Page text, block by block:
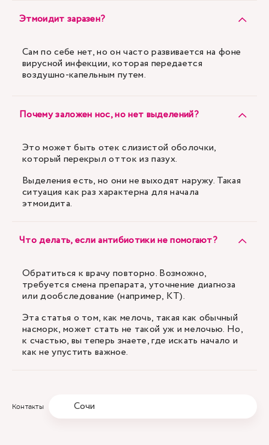
Этмоидит заразен?
Сам по себе нет, но он часто развивается на фоне
вирусной инфекции, которая передается
воздушно-капельным путем.
Почему заложен нос, но нет выделений?
Это может быть отек слизистой оболочки,
который перекрыл отток из пазух.
Выделения есть, но они не выходят наружу. Такая
ситуация как раз характерна для начала
этмоидита.
Что делать, если антибиотики не помогают?
Обратиться к врачу повторно. Возможно,
требуется смена препарата, уточнение диагноза
или дообследование (например, КТ).
Эта статья о том, как мелочь, такая как обычный
насморк, может стать не такой уж и мелочью. Но,
к счастью, вы теперь знаете, где искать начало и
как не упустить важное.
Контакты Сочи